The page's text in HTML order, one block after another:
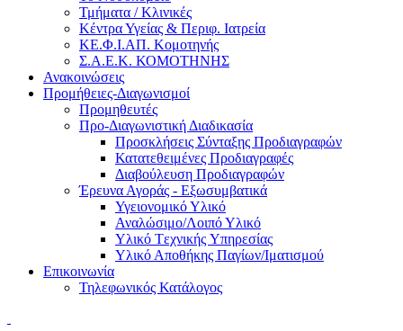
Τμήματα / Κλινικές
Κέντρα Υγείας & Περιφ. Ιατρεία
ΚΕ.Φ.Ι.ΑΠ. Κομοτηνής
Σ.Α.Ε.Κ. ΚΟΜΟΤΗΝΗΣ
Ανακοινώσεις
Προμήθειες-Διαγωνισμοί
Προμηθευτές
Προ-Διαγωνιστική Διαδικασία
Προσκλήσεις Σύνταξης Προδιαγραφών
Κατατεθειμένες Προδιαγραφές
Διαβούλευση Προδιαγραφών
Έρευνα Αγοράς - Εξωσυμβατικά
Υγειονομικό Υλικό
Αναλώσιμο/Λοιπό Υλικό
Υλικό Tεχνικής Yπηρεσίας
Υλικό Αποθήκης Παγίων/Ιματισμού
Επικοινωνία
Τηλεφωνικός Κατάλογος